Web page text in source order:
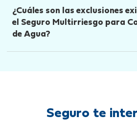
¿Cuáles son las exclusiones
el Seguro Multirriesgo para Comunidades
de Agua?
Seguro te